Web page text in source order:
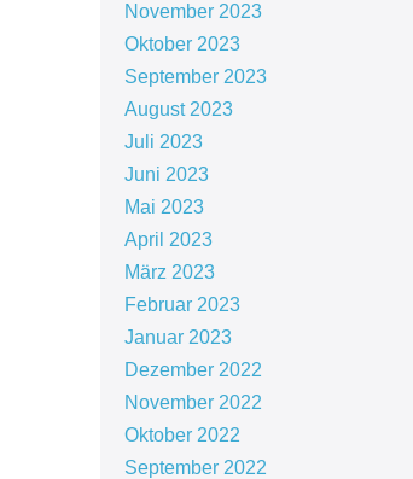
November 2023
Oktober 2023
September 2023
August 2023
Juli 2023
Juni 2023
Mai 2023
April 2023
März 2023
Februar 2023
Januar 2023
Dezember 2022
November 2022
Oktober 2022
September 2022